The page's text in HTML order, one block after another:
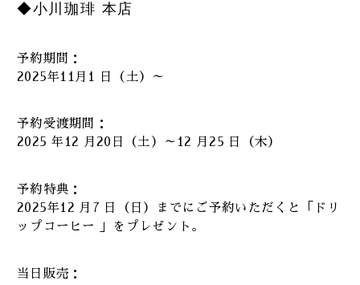
◆小川珈琲 本店
予約期間：
2025年11月1 日（土）～
予約受渡期間：
2025 年12 月20日（土）～12 月25 日（木）
予約特典：
2025年12 月7 日（日）までにご予約いただくと「ドリ
ップコーヒー 」をプレゼント。
当日販売：